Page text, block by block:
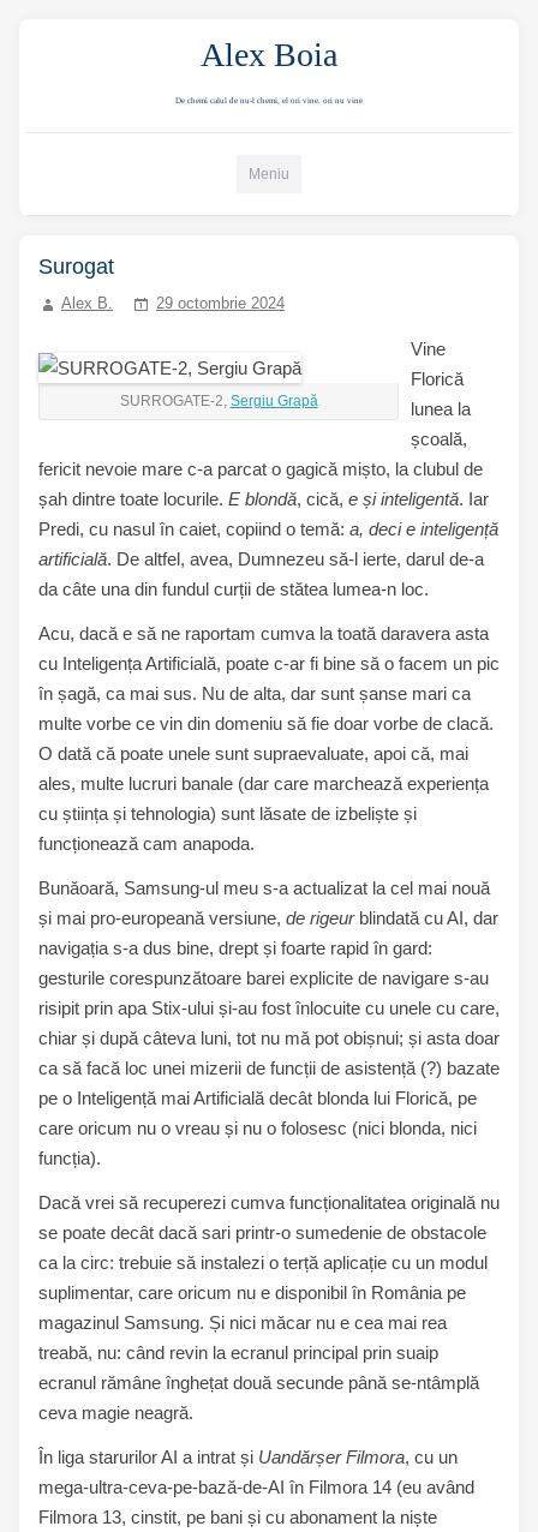
Alex Boia
De chemi calul de nu-l chemi, el ori vine. ori nu vine
Meniu
Surogat
Alex B. 29 octombrie 2024
SURROGATE-2, Sergiu Grapă
Vine
Florică
lunea la
școală,
fericit nevoie mare c-a parcat o gagică mișto, la clubul de
șah dintre toate locurile. E blondă, cică, e și inteligentă. Iar
Predi, cu nasul în caiet, copiind o temă: a, deci e inteligență
artificială. De altfel, avea, Dumnezeu să-l ierte, darul de-a
da câte una din fundul curții de stătea lumea-n loc.
Acu, dacă e să ne raportam cumva la toată daravera asta
cu Inteligența Artificială, poate c-ar fi bine să o facem un pic
în șagă, ca mai sus. Nu de alta, dar sunt șanse mari ca
multe vorbe ce vin din domeniu să fie doar vorbe de clacă.
O dată că poate unele sunt supraevaluate, apoi că, mai
ales, multe lucruri banale (dar care marchează experiența
cu știința și tehnologia) sunt lăsate de izbeliște și
funcționează cam anapoda.
Bunăoară, Samsung-ul meu s-a actualizat la cel mai nouă
și mai pro-europeană versiune, de rigeurblindată cu AI, dar
navigația s-a dus bine, drept și foarte rapid în gard:
gesturile corespunzătoare barei explicite de navigare s-au
risipit prin apa Stix-ului și-au fost înlocuite cu unele cu care,
chiar și după câteva luni, tot nu mă pot obișnui; și asta doar
ca să facă loc unei mizerii de funcții de asistență (?) bazate
pe o Inteligență mai Artificială decât blonda lui Florică, pe
care oricum nu o vreau și nu o folosesc (nici blonda, nici
funcția).
Dacă vrei să recuperezi cumva funcționalitatea originală nu
se poate decât dacă sari printr-o sumedenie de obstacole
ca la circ: trebuie să instalezi o terță aplicație cu un modul
suplimentar, care oricum nu e disponibil în România pe
magazinul Samsung. Și nici măcar nu e cea mai rea
treabă, nu: când revin la ecranul principal prin suaip
ecranul rămâne înghețat două secunde până se-ntâmplă
ceva magie neagră.
În liga starurilor AI a intrat și Uandărșer Filmora, cu un
mega-ultra-ceva-pe-bază-de-AI în Filmora 14 (eu având
Filmora 13, cinstit, pe bani și cu abonament la niște